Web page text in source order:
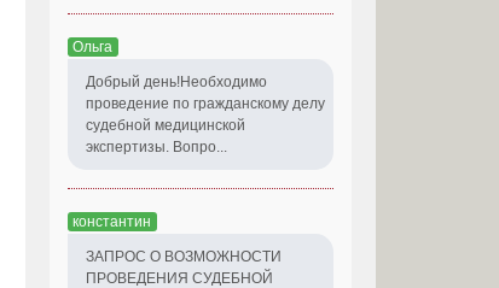
Ольга
Добрый день!Необходимо
проведение по гражданскому делу
судебной медицинской
экспертизы. Вопро...
константин
ЗАПРОС О ВОЗМОЖНОСТИ
ПРОВЕДЕНИЯ СУДЕБНОЙ